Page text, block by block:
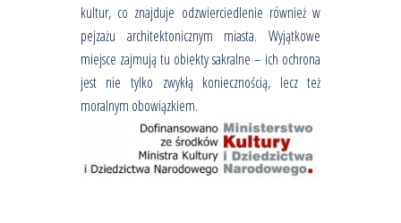
kultur, co znajduje odzwierciedlenie również w
pejzażu architektonicznym miasta. Wyjątkowe
miejsce zajmują tu obiekty sakralne – ich ochrona
jest nie tylko zwykłą koniecznością, lecz też
moralnym obowiązkiem.